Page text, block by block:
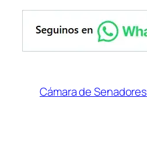
Cámara de Senadores